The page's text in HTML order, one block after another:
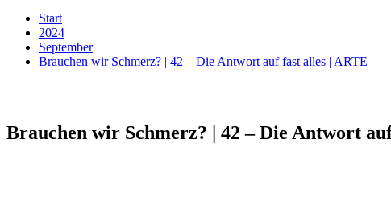
Start
2024
September
Brauchen wir Schmerz? | 42 – Die Antwort auf fast alles | ARTE
Brauchen wir Schmerz? | 42 – Die Antwort